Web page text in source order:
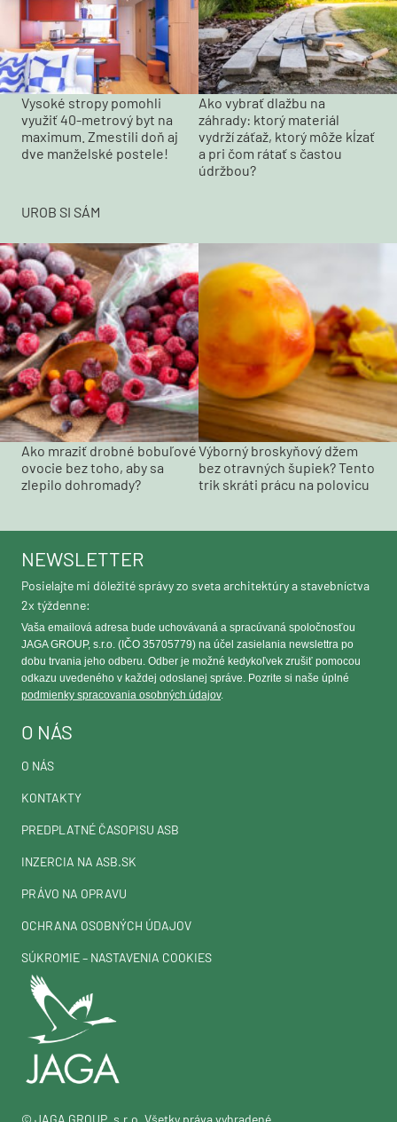
Vysoké stropy pomohli
využiť 40-metrový byt na
maximum. Zmestili doň aj
dve manželské postele!
Ako vybrať dlažbu na
záhrady: ktorý materiál
vydrží záťaž, ktorý môže kĺzať
a pri čom rátať s častou
údržbou?
UROB SI SÁM
Ako mraziť drobné bobuľové
ovocie bez toho, aby sa
zlepilo dohromady?
Výborný broskyňový džem
bez otravných šupiek? Tento
trik skráti prácu na polovicu
© JAGA GROUP, s.r.o. Všetky práva vyhradené.
O NÁS
O NÁS
KONTAKTY
PREDPLATNÉ ČASOPISU ASB
INZERCIA NA ASB.SK
PRÁVO NA OPRAVU
OCHRANA OSOBNÝCH ÚDAJOV
SÚKROMIE – NASTAVENIA COOKIES
NEWSLETTER
Posielajte mi dôležité správy zo sveta architektúry a stavebníctva
2x týždenne:
Vaša emailová adresa bude uchovávaná a spracúvaná spoločnosťou
JAGA GROUP, s.r.o. (IČO 35705779) na účel zasielania newslettra po
dobu trvania jeho odberu. Odber je možné kedykoľvek zrušiť pomocou
odkazu uvedeného v každej odoslanej správe. Pozrite si naše úplné
podmienky spracovania osobných údajov.